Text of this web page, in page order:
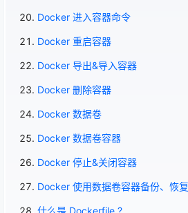
Docker 进入容器命令
Docker 重启容器
Docker 导出&导入容器
Docker 删除容器
Docker 数据卷
Docker 数据卷容器
Docker 停止&关闭容器
Docker 使用数据卷容器备份、恢